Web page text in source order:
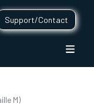
Support/Contact
M)